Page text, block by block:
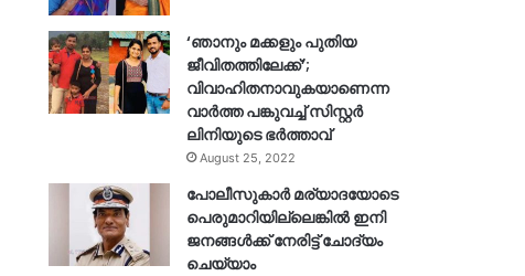
‘ഞാനും മക്കളും പുതിയ
ജീവിതത്തിലേക്ക്’;
വിവാഹിതനാവുകയാണെന്ന
വാർത്ത പങ്കുവച്ച് സിസ്റ്റർ
ലിനിയുടെ ഭർത്താവ്
August 25, 2022
പോലീസുകാര്‍ മര്യാദയോടെ
പെരുമാറിയില്ലെങ്കില്‍ ഇനി
ജനങ്ങള്‍ക്ക് നേരിട്ട് ചോദ്യം
ചെയ്യാം